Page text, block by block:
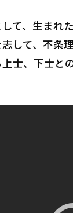
て、生まれ
志して、不
士、下士と